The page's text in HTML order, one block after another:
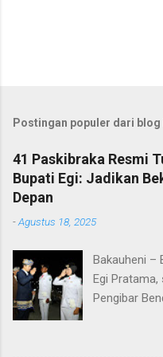
Postingan populer dari blog
41 Paskibraka Resmi
Bupati Egi: Jadikan
Depan
-Agustus 18, 2025
Bakauheni –
Egi
Pengibar
Pelepasan